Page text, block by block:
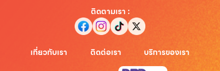
ติดตามเรา :
เกี่ยวกับเรา ติดต่อเรา บริการของเรา